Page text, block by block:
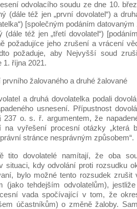
odvolacího soudu ze dne 10.
(dále též jen „první dovolatel“) a
[společným podáním
(dále též jen „třetí dovolatel“)
požadujíce jeho zrušení a vrácení
požaduje, aby Nejvyšší soud
1. října 2021.
prvního žalovaného a druhé žalované
a druhá dovolatelka podali
usnesení. Přípustnost
237 o. s. ř. argumentem, že
na vyřešení procesní otázky „která
stránce nesprávným způsobem“.
tito dovolatelé namítají, že oba
situaci, kdy odvolání proti rozsudku
bylo možné tento rozsudek
(jako tehdejším odvolatelům),
vada spočívající v tom, že
účastníkům) o změně žaloby.